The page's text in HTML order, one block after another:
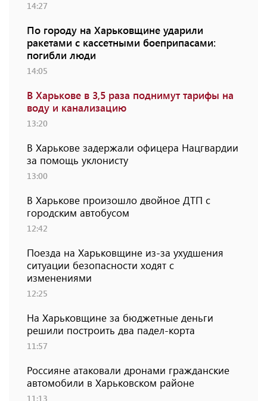
14:27
По городу на Харьковщине ударили
ракетами с кассетными боеприпасами:
погибли люди
14:05
В Харькове в 3,5 раза поднимут тарифы на
воду и канализацию
13:20
В Харькове задержали офицера Нацгвардии
за помощь уклонисту
13:00
В Харькове произошло двойное ДТП с
городским автобусом
12:42
Поезда на Харьковщине из-за ухудшения
ситуации безопасности ходят с
изменениями
12:25
На Харьковщине за бюджетные деньги
решили построить два падел-корта
11:57
Россияне атаковали дронами гражданские
автомобили в Харьковском районе
11:13